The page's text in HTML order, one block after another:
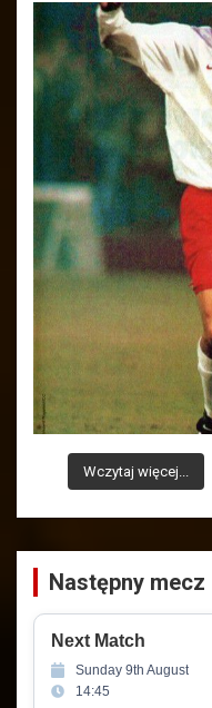
Wczytaj więcej...
Następny mecz
Next Match
Sunday 9th August
14:45